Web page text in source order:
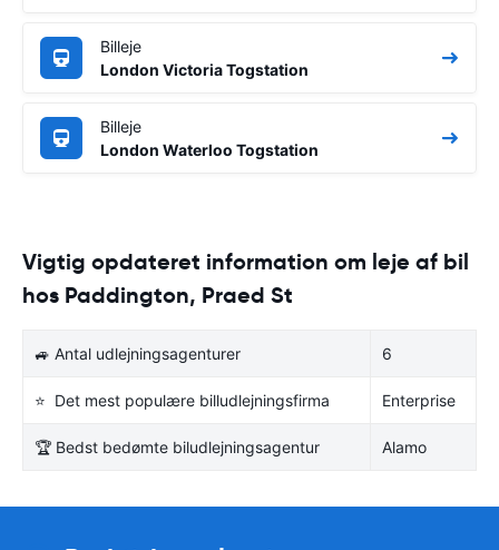
Billeje
London Victoria Togstation
Billeje
London Waterloo Togstation
Vigtig opdateret information om leje af bil
hos Paddington, Praed St
🚙 Antal udlejningsagenturer 6
⭐ Det mest populære billudlejningsfirma Enterprise
🏆 Bedst bedømte biludlejningsagentur Alamo